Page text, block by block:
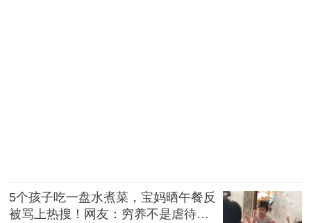
5个孩子吃一盘水煮菜，宝妈晒午餐反
被骂上热搜！网友：穷养不是虐待的